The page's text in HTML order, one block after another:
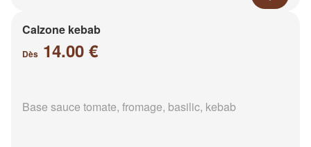
Calzone kebab
Dès 14.00 €
Base sauce tomate, fromage, basilic, kebab